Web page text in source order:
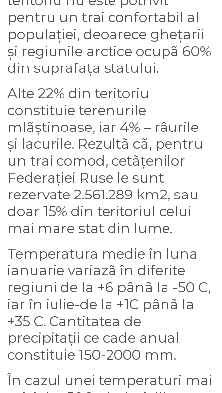
pentru un trai confortabil al
populației, deoarece ghețarii
și regiunile arctice ocupã 60%
din suprafața statului.
Alte 22% din teritoriu
constituie terenurile
mlãștinoase, iar 4% – râurile
și lacurile. Rezultã cã, pentru
un trai comod, cetãțenilor
Federației Ruse le sunt
rezervate 2.561.289 km2, sau
doar 15% din teritoriul celui
mai mare stat din lume.
Temperatura medie în luna
ianuarie variazã în diferite
regiuni de la +6 pânã la -50 C,
iar în iulie-de la +1C pânã la
+35 C. Cantitatea de
precipitații ce cade anual
constituie 150-2000 mm.
În cazul unei temperaturi mai